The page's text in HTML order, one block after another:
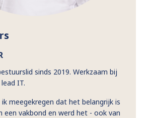
sinds 2019. Werkzaam bij
IT.
ik meegekregen dat het belangrijk is
een vakbond en werd het - ook van